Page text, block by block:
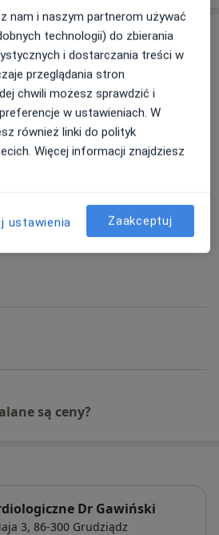
Umów wizytę
Umów wizytę
są ceny?
Dr Gawiński
3, 86-300 Grudziądz
nam i naszym partnerom używać
technologii) do zbierania
i dostarczania treści w
przeglądania stron
chwili możesz sprawdzić i
w ustawieniach. W
również linki do polityk
Więcej informacji znajdziesz
ustawienia Zaakceptuj